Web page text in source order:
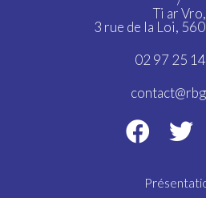
Ti ar Vro,
3 rue de la Loi,
02 97 25